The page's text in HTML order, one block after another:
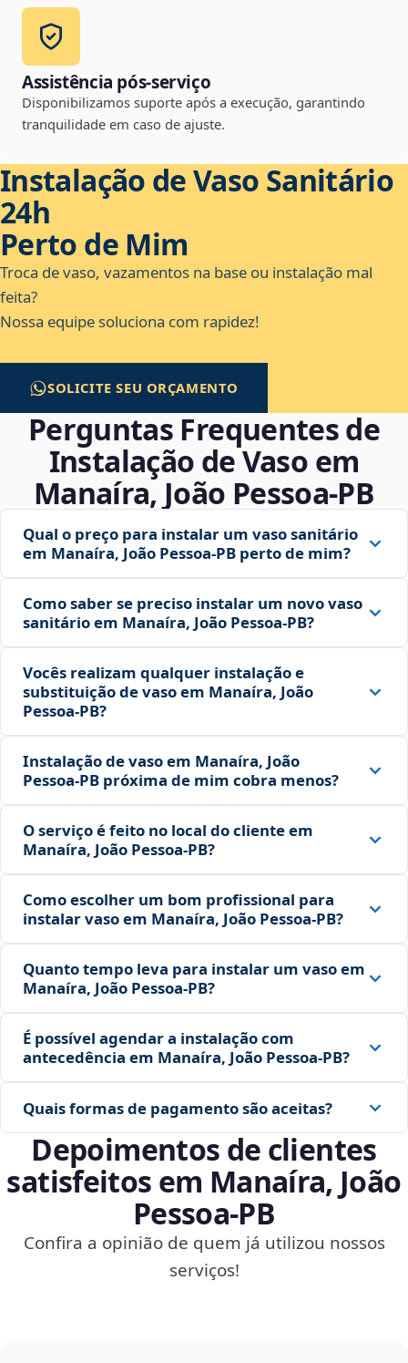
Assistência pós-serviço
Disponibilizamos suporte após a execução, garantindo
tranquilidade em caso de ajuste.
Instalação de Vaso Sanitário
24h
Perto de Mim
Troca de vaso, vazamentos na base ou instalação mal
feita?
Nossa equipe soluciona com rapidez!
SOLICITE SEU ORÇAMENTO
Perguntas Frequentes de
Instalação de Vaso em
Manaíra, João Pessoa‑PB
Qual o preço para instalar um vaso sanitário
em Manaíra, João Pessoa‑PB perto de mim?
Como saber se preciso instalar um novo vaso
sanitário em Manaíra, João Pessoa‑PB?
Vocês realizam qualquer instalação e
substituição de vaso em Manaíra, João
Pessoa‑PB?
Instalação de vaso em Manaíra, João
Pessoa‑PB próxima de mim cobra menos?
O serviço é feito no local do cliente em
Manaíra, João Pessoa‑PB?
Como escolher um bom profissional para
instalar vaso em Manaíra, João Pessoa‑PB?
Quanto tempo leva para instalar um vaso em
Manaíra, João Pessoa‑PB?
É possível agendar a instalação com
antecedência em Manaíra, João Pessoa‑PB?
Quais formas de pagamento são aceitas?
Depoimentos de clientes
satisfeitos em Manaíra, João
Pessoa‑PB
Confira a opinião de quem já utilizou nossos
serviços!